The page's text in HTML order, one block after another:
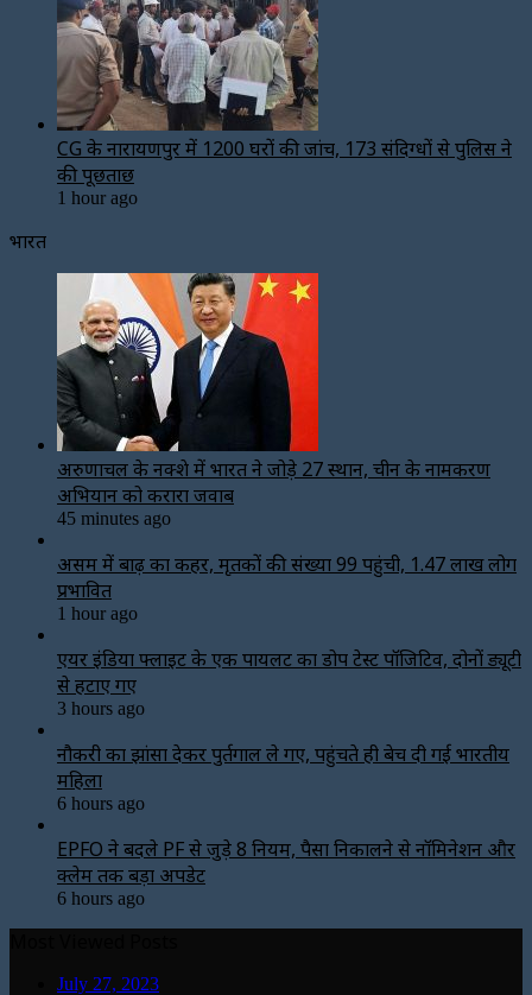
CG के नारायणपुर में 1200 घरों की जांच, 173 संदिग्धों से पुलिस ने
की पूछताछ
1 hour ago
भारत
अरुणाचल के नक्शे में भारत ने जोड़े 27 स्थान, चीन के नामकरण
अभियान को करारा जवाब
45 minutes ago
असम में बाढ़ का कहर, मृतकों की संख्या 99 पहुंची, 1.47 लाख लोग
प्रभावित
1 hour ago
एयर इंडिया फ्लाइट के एक पायलट का डोप टेस्ट पॉजिटिव, दोनों ड्यूटी
से हटाए गए
3 hours ago
नौकरी का झांसा देकर पुर्तगाल ले गए, पहुंचते ही बेच दी गई भारतीय
महिला
6 hours ago
EPFO ने बदले PF से जुड़े 8 नियम, पैसा निकालने से नॉमिनेशन और
क्लेम तक बड़ा अपडेट
6 hours ago
July 27, 2023